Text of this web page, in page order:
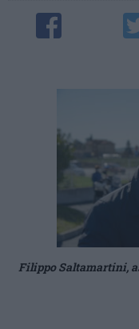
Filippo Saltamartini,